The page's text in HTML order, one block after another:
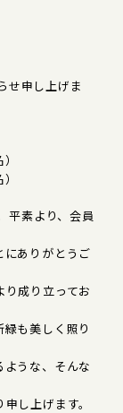
せ申し上げま
平素より、会員
にありがとうご
成り立ってお
も美しく照り
うな、そんな
し上げます。